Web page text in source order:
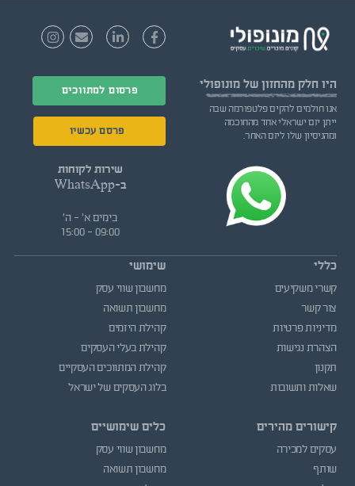
היו חלק מהחזון של מונופולי
אנו חולמים להקים פלטפורמה שבה
ייתן יזם ישראלי אחד מהחוכמה
ומהניסיון שלו ליזם האחר.
פרסום למתווכים
פרסם עכשיו
שירות לקוחות
ב-WhatsApp
בימים א' - ה'
09:00 - 15:00
כללי
קשרי משקיעים
צור קשר
מדיניות פרטיות
הצהרת נגישות
תקנון
שאלות ותשובות
קישורים מהירים
עסקים למכירה
שותף
שימושי
מחשבון שווי עסק
מחשבון תשואה
קהילת היזמים
קהילת בעלי העסקים
קהילת המתווכים העסקיים
בלוג העסקים של ישראל
כלים שימושיים
מחשבון שווי עסק
מחשבון תשואה